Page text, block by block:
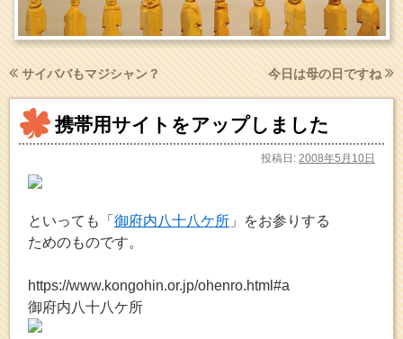
サイババもマジシャン？ 今日は母の日ですね
携帯用サイトをアップしました
投稿日: 2008年5月10日
といっても「 御府内八十八ケ所 」をお参りする
ためのものです。
https://www.kongohin.or.jp/ohenro.html#a
御府内八十八ケ所